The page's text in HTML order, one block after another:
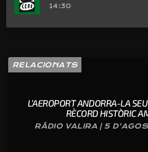
14:30
RELACIONATS
L’AEROPORT ANDORRA-LA
RÈCORD HISTÒRIC
RÀDIO VALIRA | 5